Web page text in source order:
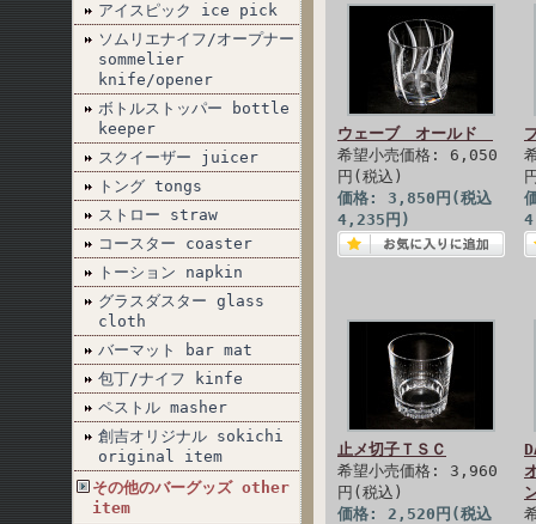
アイスピック ice pick
ソムリエナイフ/オープナー
sommelier
knife/opener
ボトルストッパー bottle
keeper
スクイーザー juicer
トング tongs
ストロー straw
コースター coaster
トーション napkin
グラスダスター glass
cloth
バーマット bar mat
包丁/ナイフ kinfe
ペストル masher
創吉オリジナル sokichi
original item
その他のバーグッズ other
item
ウェーブ オールド
希望小売価格: 6,050
円(税込)
価格: 3,850円(税込
4,235円)
止メ切子ＴＳＣ
希望小売価格: 3,960
円(税込)
価格: 2,520円(税込